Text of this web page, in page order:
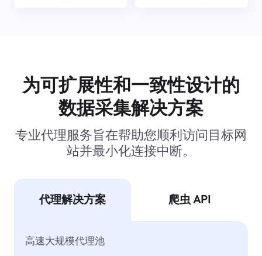
为可扩展性和一致性设计的
数据采集解决方案
专业代理服务旨在帮助您顺利访问目标网
站并最小化连接中断。
代理解决方案 爬虫 API
高速大规模代理池